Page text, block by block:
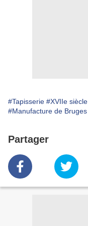
#Tapisserie #XVIIe siècle
#Manufacture de Bruges
Partager